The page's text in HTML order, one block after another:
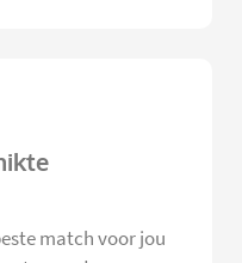
match voor jou